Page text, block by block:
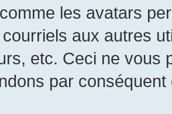
les avatars
courriels aux autres
etc. Ceci ne vous
par conséquent